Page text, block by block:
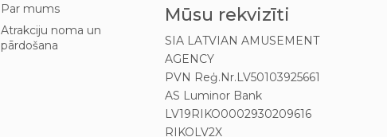
Par mums
Atrakciju noma un
pārdošana
Mūsu rekvizīti
SIA LATVIAN AMUSEMENT
AGENCY
PVN Reģ.Nr.LV50103925661
AS Luminor Bank
LV19RIKO0002930209616
RIKOLV2X